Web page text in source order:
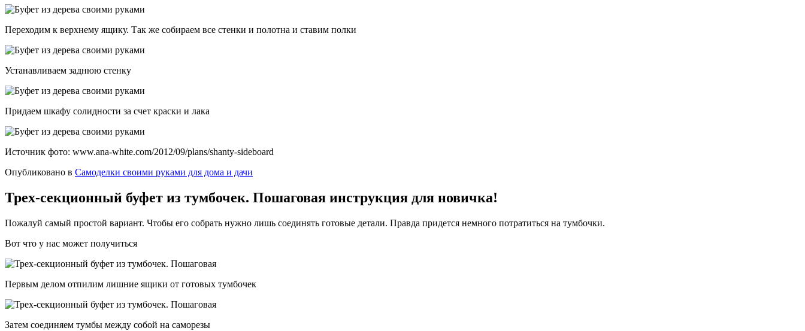
Переходим к верхнему ящику. Так же собираем все стенки и полотна и ставим полки
Устанавливаем заднюю стенку
Придаем шкафу солидности за счет краски и лака
Источник фото: www.ana-white.com/2012/09/plans/shanty-sideboard
Опубликовано в Самоделки своими руками для дома и дачи
Трех-секционный буфет из тумбочек. Пошаговая инструкция для новичка!
Пожалуй самый простой вариант. Чтобы его собрать нужно лишь соединять готовые детали. Правда придется немного потратиться на тумбочки.
Вот что у нас может получиться
Первым делом отпилим лишние ящики от готовых тумбочек
Затем соединяем тумбы между собой на саморезы